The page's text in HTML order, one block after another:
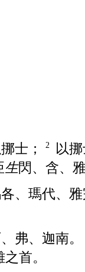
士 ； 2 以
生閃、 含、
、 瑪代、
、 弗、 迦南。
首。